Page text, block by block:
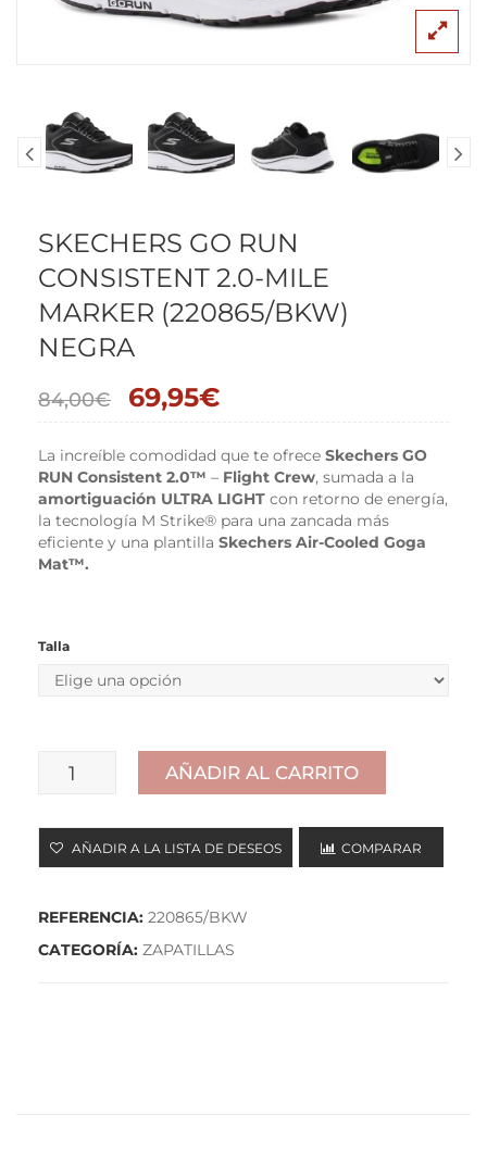
SKECHERS GO RUN
CONSISTENT 2.0-MILE
MARKER (220865/BKW)
NEGRA
84,00€ 69,95€
La increíble comodidad que te ofrece Skechers GO
RUN Consistent 2.0™ – Flight Crew, sumada a la
amortiguación ULTRA LIGHT con retorno de energía,
la tecnología M Strike® para una zancada más
eficiente y una plantilla Skechers Air-Cooled Goga
Mat™.
Talla
SKECHERS
RUN
2.0-
AÑADIR AL CARRITO
AÑADIR A LA LISTA DE DESEOS COMPARAR
REFERENCIA: 220865/BKW
CATEGORÍA: ZAPATILLAS